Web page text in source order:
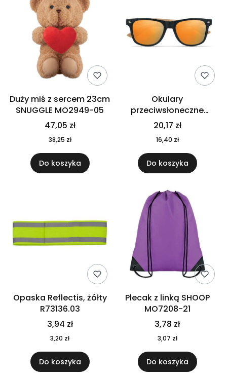
Duży miś z sercem 23cm
SNUGGLE MO2949-05
47,05 zł
38,25 zł
Do koszyka
Okulary
przeciwsłoneczne
CALIFORNIA TOUCH
MO9617-10
20,17 zł
16,40 zł
Do koszyka
Opaska Reflectis, żółty
R73136.03
3,94 zł
3,20 zł
Do koszyka
Plecak z linką SHOOP
MO7208-21
3,78 zł
3,07 zł
Do koszyka